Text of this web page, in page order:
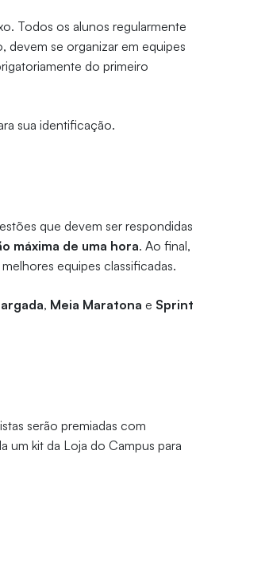
Todos os alunos regularmente
devem se organizar em equipes
do primeiro
sua identificação.
que devem ser respondidas
máxima de uma hora. Ao final,
equipes classificadas.
, Meia Maratona e Sprint
serão premiadas com
um kit da Loja do Campus para